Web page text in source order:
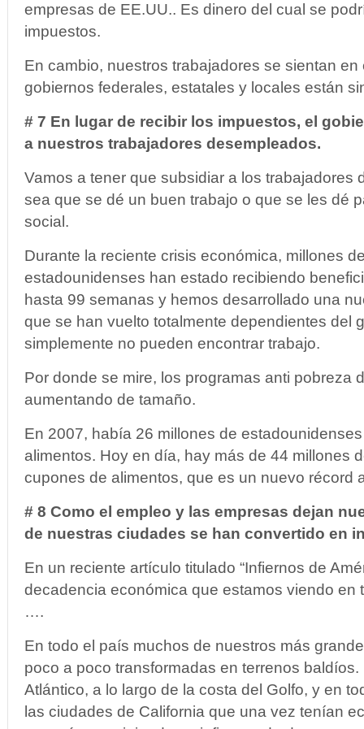
empresas de EE.UU.. Es dinero del cual se
impuestos.
En cambio, nuestros trabajadores se sientan
gobiernos federales, estatales y locales están
# 7 En lugar de recibir los impuestos, el
a nuestros trabajadores desempleados.
Vamos a tener que subsidiar a los trabajadores
sea que se dé un buen trabajo o que se les dé
social.
Durante la reciente crisis económica, millones
estadounidenses han estado recibiendo
hasta 99 semanas y hemos desarrollado una
que se han vuelto totalmente dependientes del
simplemente no pueden encontrar trabajo.
Por donde se mire, los programas anti pobreza
aumentando de tamaño.
En 2007, había 26 millones de
alimentos. Hoy en día, hay más de 44 millones
cupones de alimentos, que es un nuevo récord
# 8 Como el empleo y las empresas dejan
de nuestras ciudades se han convertido en
En un reciente artículo titulado “Infiernos de
decadencia económica que estamos viendo en
….
En todo el país muchos de nuestros más
poco a poco transformadas en terrenos
Atlántico, a lo largo de la costa del Golfo, y en
las ciudades de California que una vez tenían